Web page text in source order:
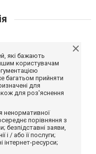
які бажають
користувачам
багатьом прийняти
для
для роз'яснення
ненормативної
порівняння з
безпідставні заяви,
і / або її послуги;
інтернет-ресурси;